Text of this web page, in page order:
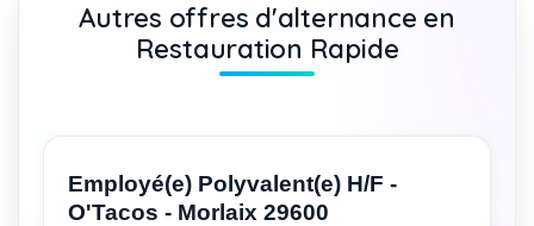
Autres offres d'alternance en
Restauration Rapide
Employé(e) Polyvalent(e) H/F -
O'Tacos - Morlaix 29600